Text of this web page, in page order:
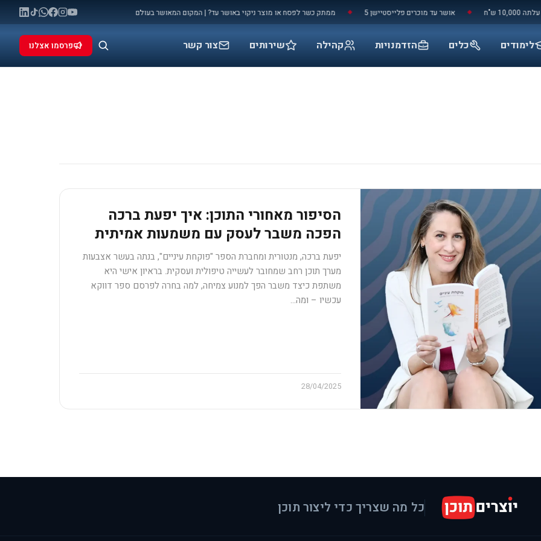
מלחמה: המאני טיים שלכם להתפרסם ממתק כשר לפסח או מוצר ניקוי באושר עד? | המקום המאושר בעולם אושר עד מוכרים פלייסטיישן 5
לימודים כלים הזדמנויות קהילה שירותים צור קשר פרסמו אצלנו
הסיפור מאחורי התוכן: איך יפעת ברכה
הפכה משבר לעסק עם משמעות אמיתית
יפעת ברכה, מנטורית ומחברת הספר "פוקחת עיניים", בנתה בעשר אצבעות
מערך תוכן רחב שמחובר לעשייה טיפולית ועסקית. בראיון אישי היא
משתפת כיצד משבר הפך למנוע צמיחה, למה בחרה לפרסם ספר דווקא
עכשיו – ומה…
28/04/2025
כל מה שצריך כדי ליצור תוכן